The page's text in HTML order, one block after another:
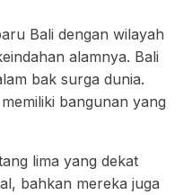
Bali dengan wilayah
alamnya. Bali
bak surga dunia.
bangunan yang
lima yang dekat
bahkan mereka juga